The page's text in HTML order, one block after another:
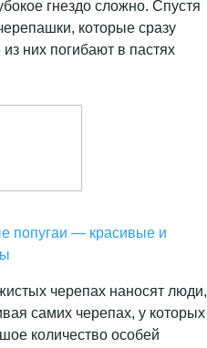
гнездо сложно. Спустя
которые сразу
них погибают в пастях
попугаи — красивые и
черепах наносят люди,
самих черепах, у которых
количество особей